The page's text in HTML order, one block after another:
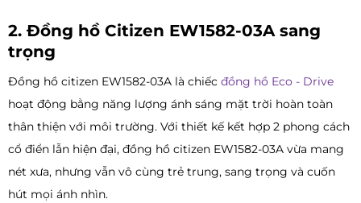
2. Đồng hồ Citizen EW1582-03A sang
trọng
Đồng hồ citizen EW1582-03A là chiếc đồng hồ Eco - Drive
hoạt động bằng năng lượng ánh sáng mặt trời hoàn toàn
thân thiện với môi trường. Với thiết kế kết hợp 2 phong cách
cổ điển lẫn hiện đại, đồng hồ citizen EW1582-03A vừa mang
nét xưa, nhưng vẫn vô cùng trẻ trung, sang trọng và cuốn
hút mọi ánh nhìn.